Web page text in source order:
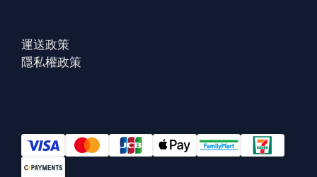
運送政策
隱私權政策